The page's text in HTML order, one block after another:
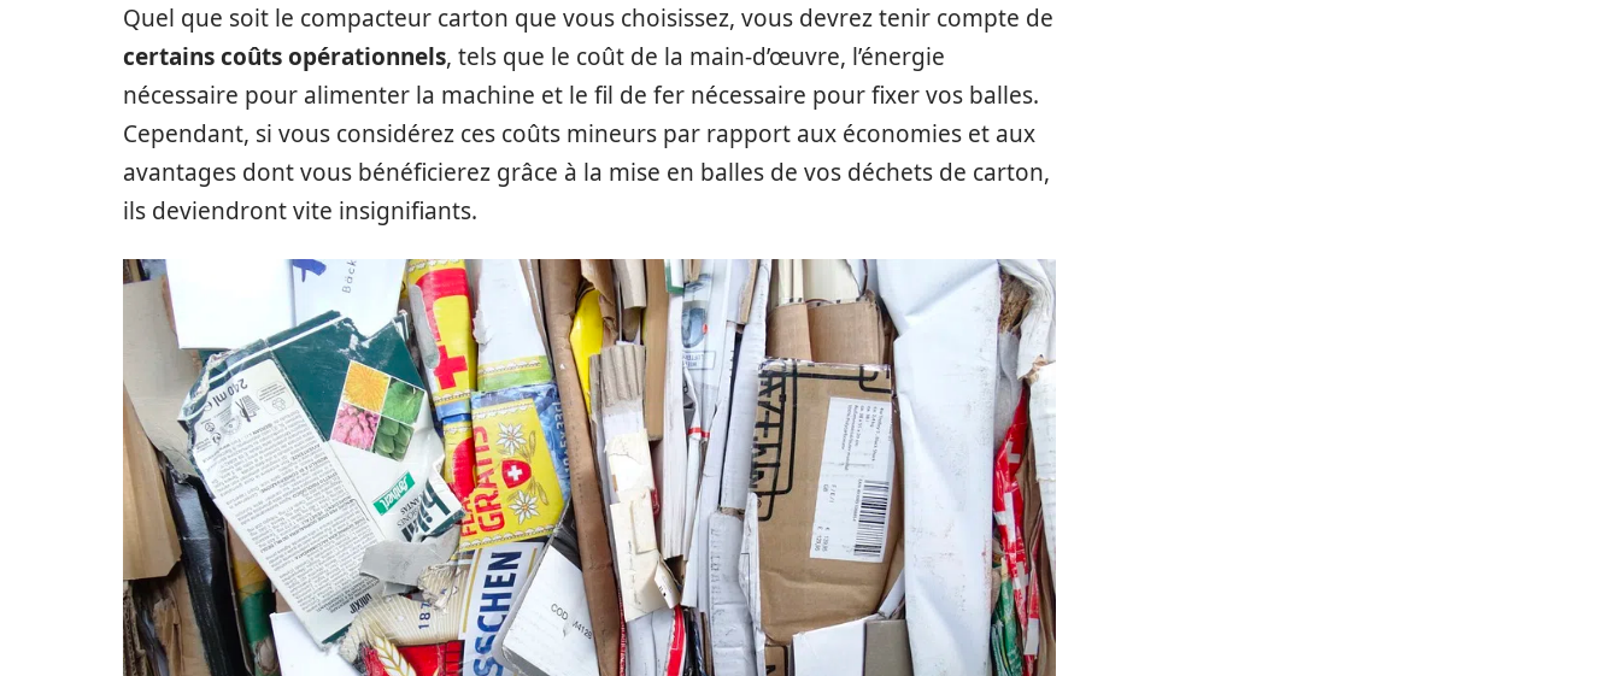
Quel que soit le compacteur carton que vous choisissez, vous devrez tenir compte de
certains coûts opérationnels, tels que le coût de la main-d’œuvre, l’énergie
nécessaire pour alimenter la machine et le fil de fer nécessaire pour fixer vos balles.
Cependant, si vous considérez ces coûts mineurs par rapport aux économies et aux
avantages dont vous bénéficierez grâce à la mise en balles de vos déchets de carton,
ils deviendront vite insignifiants.